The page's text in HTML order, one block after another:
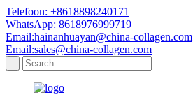
Telefoon: +8618898240171
WhatsApp: 8618976999719
Email:hainanhuayan@china-collagen.com
Email:sales@china-collagen.com